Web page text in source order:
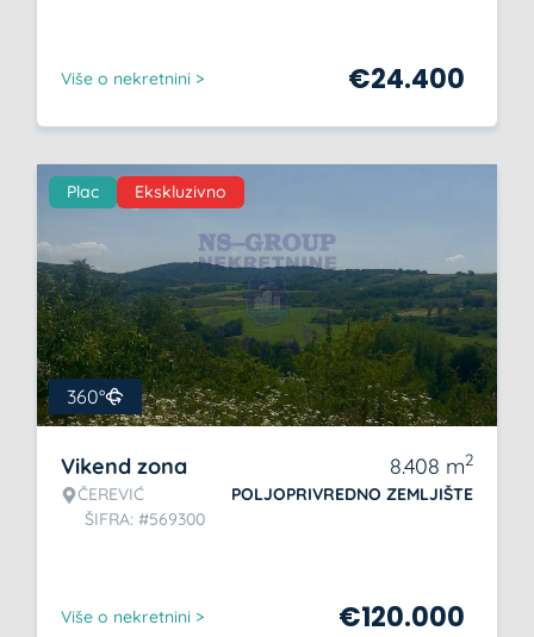
Više o nekretnini > €24.400
Plac Ekskluzivno
360°
Vikend zona
ČEREVIĆ
ŠIFRA: #569300
8.408 m2
POLJOPRIVREDNO ZEMLJIŠTE
Više o nekretnini > €120.000